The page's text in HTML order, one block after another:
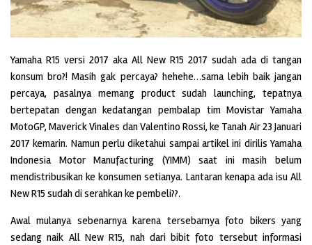
Yamaha R15 versi 2017 aka All New R15 2017 sudah ada di tangan
konsum bro?! Masih gak percaya? hehehe…sama lebih baik jangan
percaya, pasalnya memang product sudah launching, tepatnya
bertepatan dengan kedatangan pembalap tim Movistar Yamaha
MotoGP, Maverick Vinales dan Valentino Rossi, ke Tanah Air 23 Januari
2017 kemarin. Namun perlu diketahui sampai artikel ini dirilis Yamaha
Indonesia Motor Manufacturing (YIMM) saat ini masih belum
mendistribusikan ke konsumen setianya. Lantaran kenapa ada isu All
New R15 sudah di serahkan ke pembeli??.
Awal mulanya sebenarnya karena tersebarnya foto bikers yang
sedang naik All New R15, nah dari bibit foto tersebut informasi